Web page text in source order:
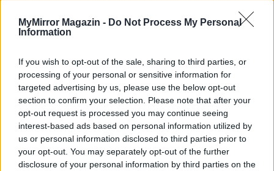
MyMirror Magazin - Do Not Process My Personal
Information
If you wish to opt-out of the sale, sharing to third parties, or
processing of your personal or sensitive information for
targeted advertising by us, please use the below opt-out
section to confirm your selection. Please note that after your
opt-out request is processed you may continue seeing
interest-based ads based on personal information utilized by
us or personal information disclosed to third parties prior to
your opt-out. You may separately opt-out of the further
disclosure of your personal information by third parties on the
mindig rám rivall, hogy képzelődöm, pedig a vak is
láthatja.
– Pietro vagyok, ennek a nagyszájú asszonynak a fia!–
mondta a srác pimasz hangon. –
Ne is hallgass rájuk!
– Zsuzsa vagyok, Magyarországról jöttem– hangzott a
válasz.